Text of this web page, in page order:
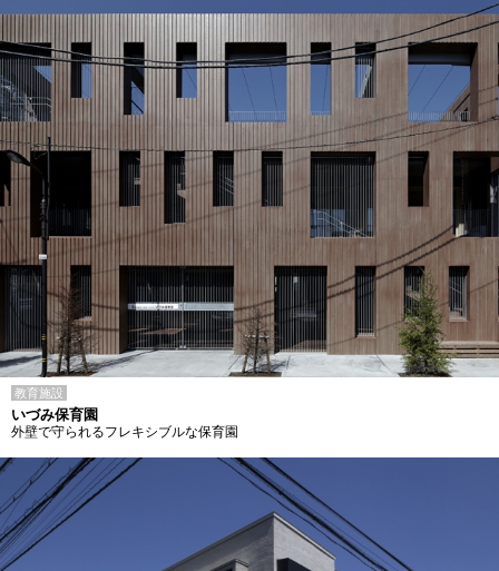
教育施設
いづみ保育園
外壁で守られるフレキシブルな保育園